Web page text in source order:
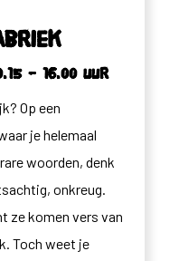
– 16.00 uur
Op een
je helemaal
woorden, denk
onkreug.
ze komen vers van
Toch weet je